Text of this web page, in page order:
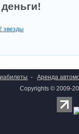
звезды
-
Аренда
Copyrights © 2009-